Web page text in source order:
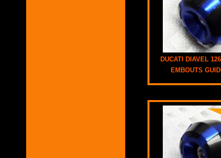
DUCATI DIAVEL
EMBOUTS